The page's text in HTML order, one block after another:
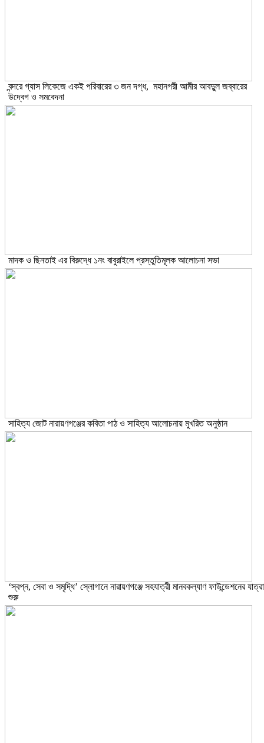
বন্দরে গ্যাস লিকেজে একই পরিবারের ৩ জন দগ্ধ, মহানগরী আমীর আবদুুল জব্বারের
উদ্বেগ ও সমবেদনা
মাদক ও ছিনতাই এর বিরুদ্ধে ১নং বাবুরাইলে প্রস্তুতিমূলক আলোচনা সভা
সাহিত্য জোট নারায়ণগঞ্জের কবিতা পাঠ ও সাহিত্য আলোচনায় মুখরিত অনুষ্ঠান
‘স্বপ্ন, সেবা ও সমৃদ্ধি’ স্লোগানে নারায়ণগঞ্জে সহযাত্রী মানবকল্যাণ ফাউন্ডেশনের যাত্রা
শুরু